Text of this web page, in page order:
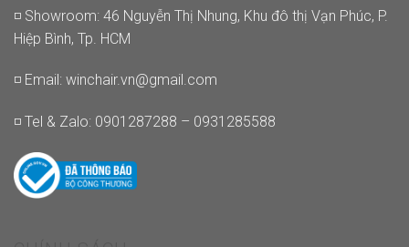
◽ Showroom: 46 Nguyễn Thị Nhung, Khu đô thị Vạn Phúc, P.
Hiệp Bình, Tp. HCM
◽ Email: winchair.vn@gmail.com
◽ Tel & Zalo: 0901287288 – 0931285588